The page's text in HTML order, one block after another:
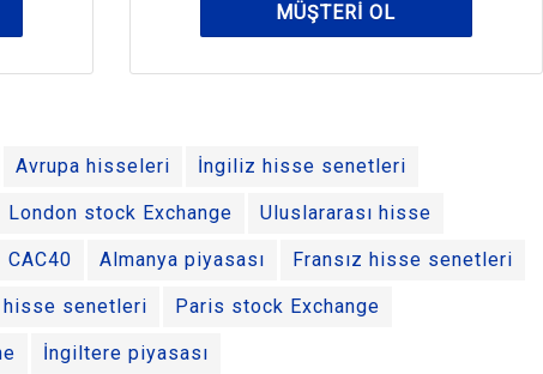
MÜŞTERI OL
Avrupa hisseleri İngiliz hisse senetleri
London stock Exchange Uluslararası hisse
CAC40 Almanya piyasası Fransız hisse senetleri
hisse senetleri Paris stock Exchange
İngiltere piyasası